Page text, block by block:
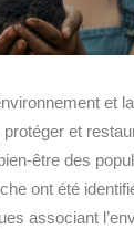
et
et
être des
ont été
associant